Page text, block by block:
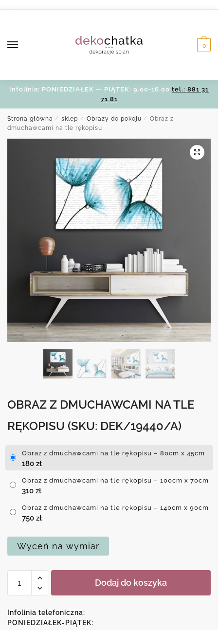
0
Infolinia: PONIEDZIAŁEK — PIĄTEK: 9.00-16.00 tel.: 881 31
71 81
Strona główna / sklep / Obrazy do pokoju / Obraz z
dmuchawcami na tle rękopisu
OBRAZ Z DMUCHAWCAMI NA TLE
RĘKOPISU (SKU: DEK/19440/A)
Obraz z dmuchawcami na tle rękopisu – 80cm x 45cm
180 zł
Obraz z dmuchawcami na tle rękopisu – 100cm x 70cm
310 zł
Obraz z dmuchawcami na tle rękopisu – 140cm x 90cm
750 zł
Wyceń na wymiar
Obraz
dmuchawcami
na
Dodaj do koszyka
Infolinia telefoniczna:
PONIEDZIAŁEK-PIĄTEK: